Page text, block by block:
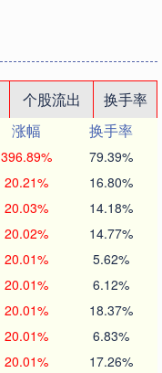
个股流出
换手率
涨幅
换手率
396.89% 79.39%
20.21% 16.80%
20.03% 14.18%
20.02% 14.77%
20.01% 5.62%
20.01% 6.12%
20.01% 18.37%
20.01% 6.83%
20.01% 17.26%